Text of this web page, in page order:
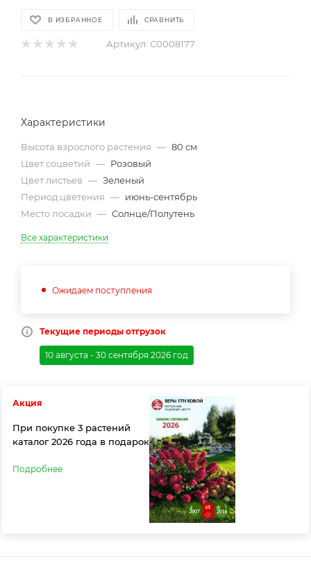
В ИЗБРАННОЕ СРАВНИТЬ
Артикул: С0008177
Характеристики
Высота взрослого растения — 80 см
Цвет соцветий — Розовый
Цвет листьев — Зеленый
Период цветения — июнь-сентябрь
Место посадки — Солнце/Полутень
Все характеристики
Ожидаем поступления
Текущие периоды отгрузок
10 августа - 30 сентября 2026 год
Акция
При покупке 3 растений
каталог 2026 года в подарок
Подробнее